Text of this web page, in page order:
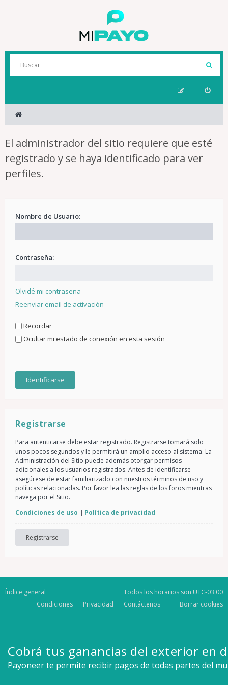
El administrador del sitio requiere que esté
registrado y se haya identificado para ver
perfiles.
Nombre de Usuario:
Contraseña:
Olvidé mi contraseña
Reenviar email de activación
Recordar
Ocultar mi estado de conexión en esta sesión
Registrarse
Para autenticarse debe estar registrado. Registrarse tomará solo
unos pocos segundos y le permitirá un amplio acceso al sistema. La
Administración del Sitio puede además otorgar permisos
adicionales a los usuarios registrados. Antes de identificarse
asegúrese de estar familiarizado con nuestros términos de uso y
políticas relacionadas. Por favor lea las reglas de los foros mientras
navega por el Sitio.
Condiciones de uso | Política de privacidad
Registrarse
Índice general Todos los horarios son UTC-03:00
Borrar cookies
Contáctenos
Privacidad
Condiciones
Cobrá tus ganancias del exterior en
Payoneer te permite recibir pagos de todas partes del